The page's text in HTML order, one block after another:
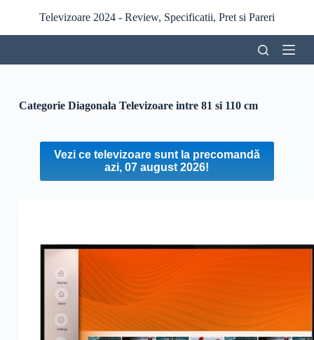
r
l
Televizoare 2024 - Review, Specificatii, Pret si Pareri
Categorie Diagonala Televizoare intre 81 si 110 cm
Vezi ce televizoare sunt la precomandă
azi, 07 august 2026!